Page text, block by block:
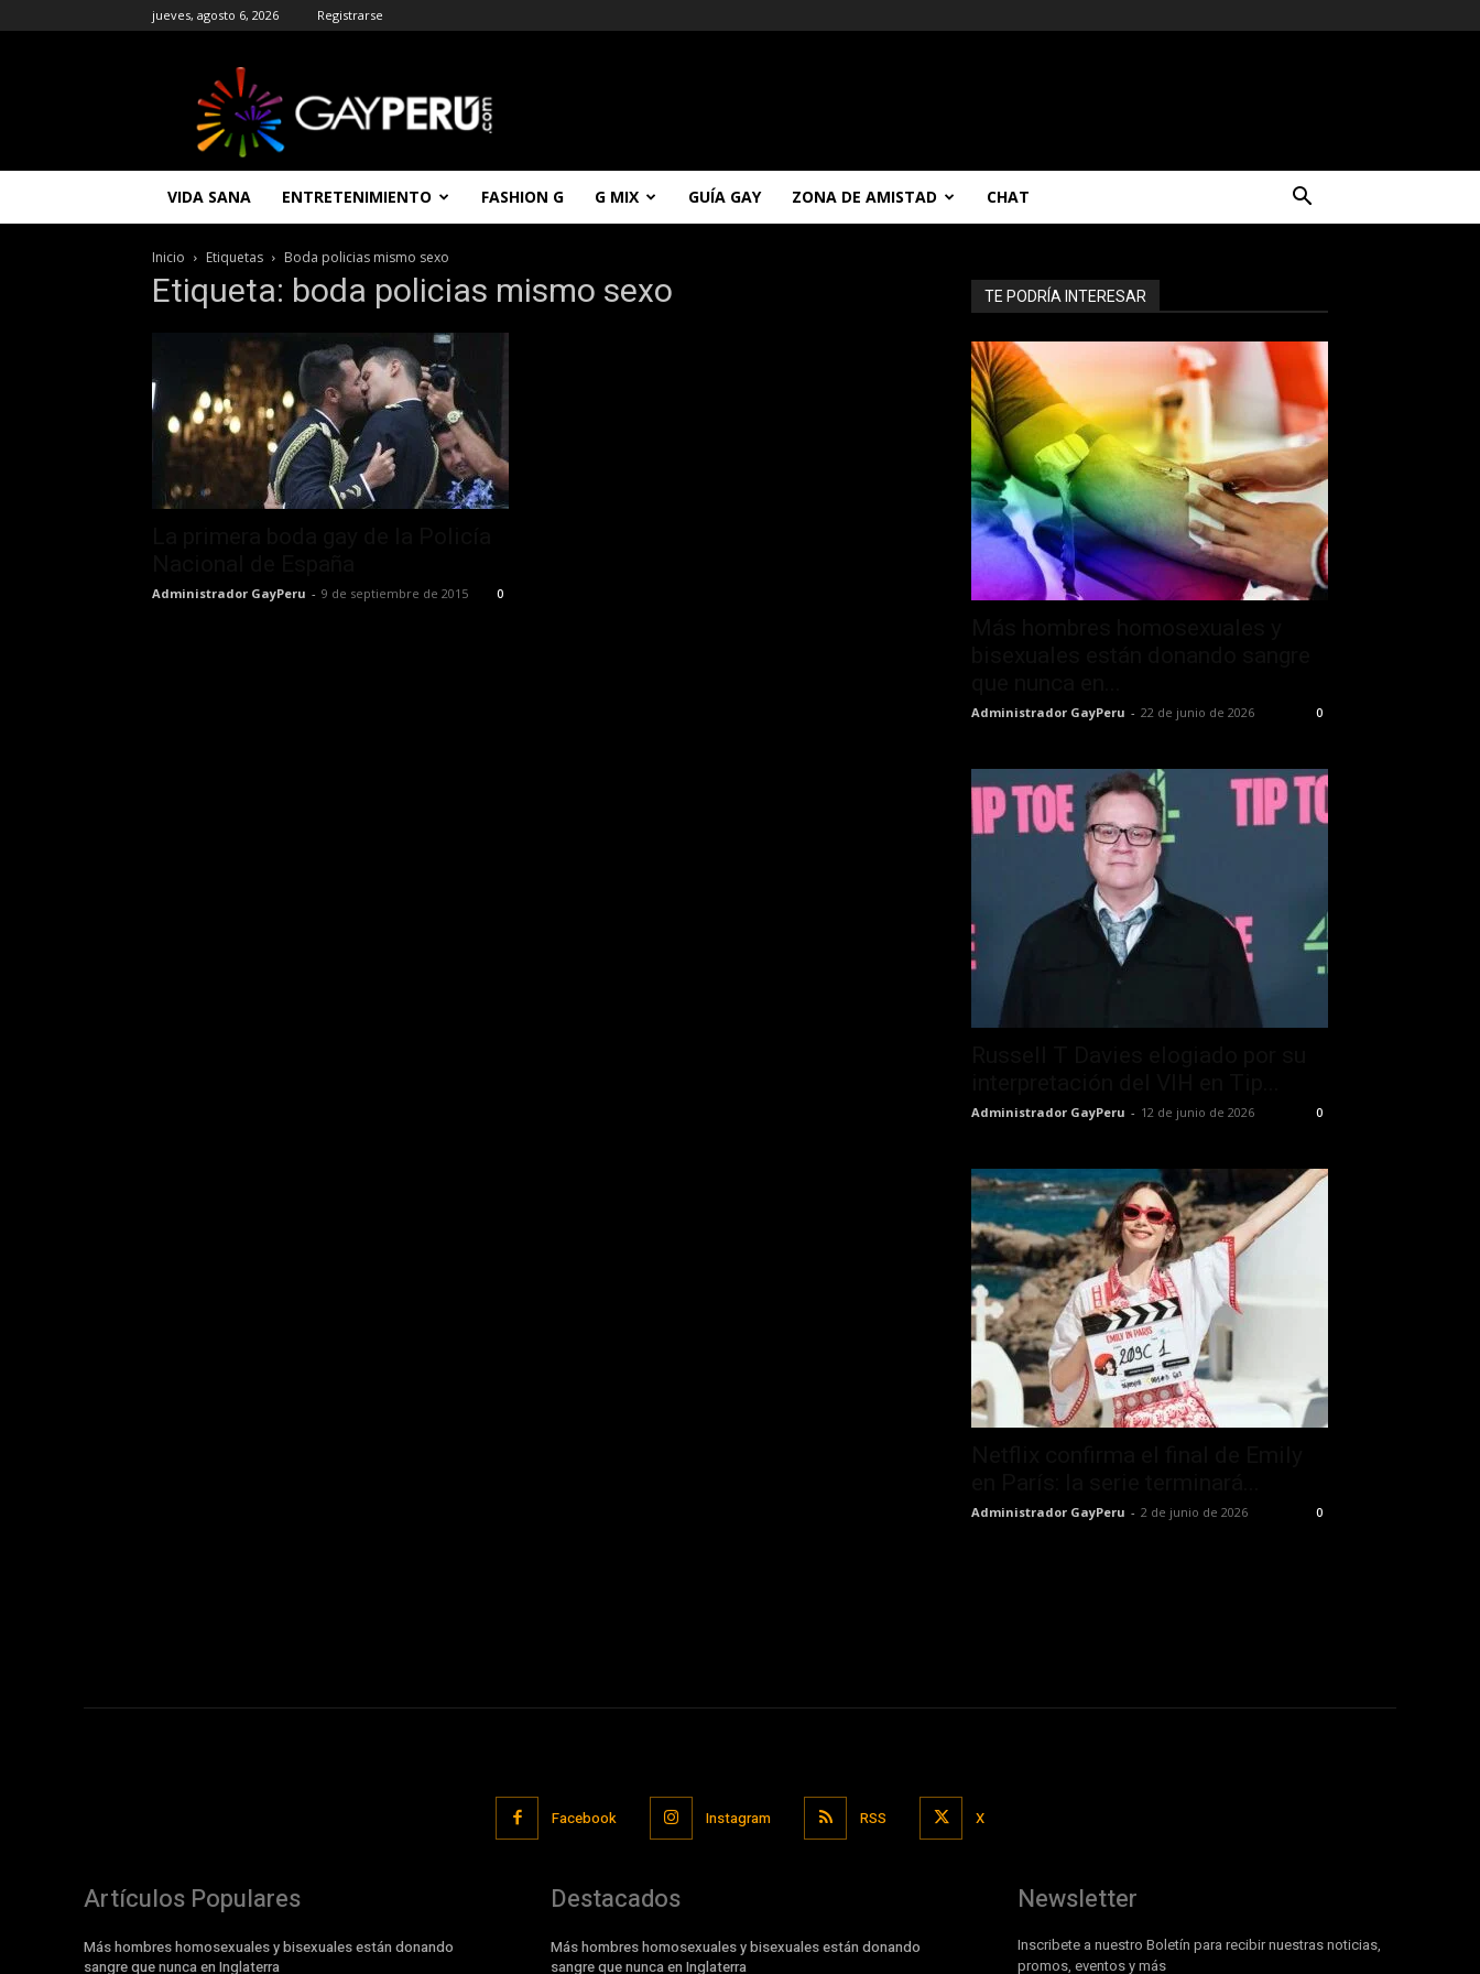
jueves, agosto 6, 2026 Registrarse
|
Entretenimiento
Noticias
Chat
Gay
Gratis
VIDA SANA ENTRETENIMIENTO FASHION G G MIX GUÍA GAY ZONA DE AMISTAD CHAT
Inicio Etiquetas Boda policias mismo sexo
Etiqueta: boda policias mismo sexo
Administrador GayPeru - 9 de septiembre de 2015 0
TE PODRÍA INTERESAR
Administrador GayPeru - 22 de junio de 2026 0
Administrador GayPeru - 12 de junio de 2026 0
Administrador GayPeru - 2 de junio de 2026 0
Facebook Instagram RSS X
Artículos Populares
Más hombres homosexuales y bisexuales están donando
sangre que nunca en Inglaterra
Destacados
Más hombres homosexuales y bisexuales están donando
sangre que nunca en Inglaterra
Newsletter
Inscribete a nuestro Boletín para recibir nuestras noticias,
promos, eventos y más